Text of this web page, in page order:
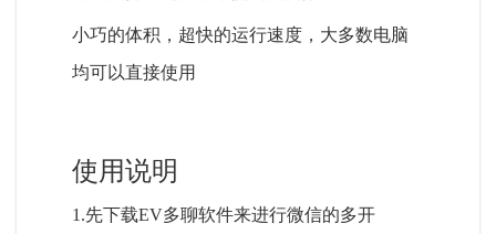
小巧的体积，超快的运行速度，大多数电脑
均可以直接使用
使用说明
1.先下载EV多聊软件来进行微信的多开